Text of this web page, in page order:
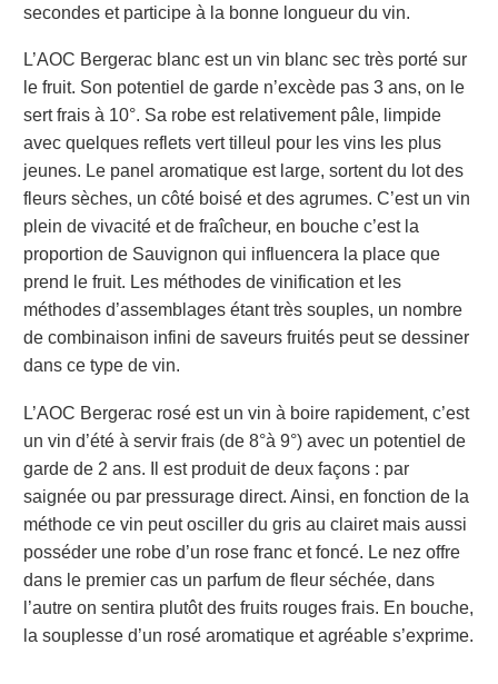
secondes et participe à la bonne longueur du vin.
L’AOC Bergerac blanc est un vin blanc sec très porté sur
le fruit. Son potentiel de garde n’excède pas 3 ans, on le
sert frais à 10°. Sa robe est relativement pâle, limpide
avec quelques reflets vert tilleul pour les vins les plus
jeunes. Le panel aromatique est large, sortent du lot des
fleurs sèches, un côté boisé et des agrumes. C’est un vin
plein de vivacité et de fraîcheur, en bouche c’est la
proportion de Sauvignon qui influencera la place que
prend le fruit. Les méthodes de vinification et les
méthodes d’assemblages étant très souples, un nombre
de combinaison infini de saveurs fruités peut se dessiner
dans ce type de vin.
L’AOC Bergerac rosé est un vin à boire rapidement, c’est
un vin d’été à servir frais (de 8°à 9°) avec un potentiel de
garde de 2 ans. Il est produit de deux façons : par
saignée ou par pressurage direct. Ainsi, en fonction de la
méthode ce vin peut osciller du gris au clairet mais aussi
posséder une robe d’un rose franc et foncé. Le nez offre
dans le premier cas un parfum de fleur séchée, dans
l’autre on sentira plutôt des fruits rouges frais. En bouche,
la souplesse d’un rosé aromatique et agréable s’exprime.